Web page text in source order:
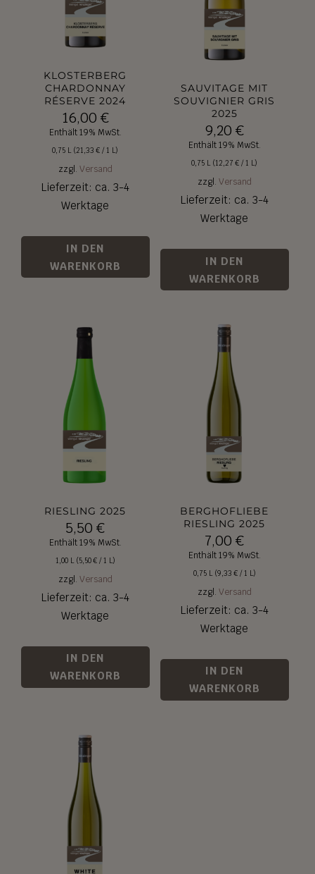
KLOSTERBERG
CHARDONNAY
RÉSERVE 2024
16,00 €
Enthält 19% MwSt.
0,75 L (21,33€ / 1 L)
zzgl. Versand
Lieferzeit: ca. 3-4
Werktage
IN DEN
WARENKORB
SAUVITAGE MIT
SOUVIGNIER GRIS
2025
9,20 €
Enthält 19% MwSt.
0,75 L (12,27€ / 1 L)
zzgl. Versand
Lieferzeit: ca. 3-4
Werktage
IN DEN
WARENKORB
RIESLING 2025
5,50€
Enthält 19% MwSt.
1,00 L (5,50€/ 1 L)
zzgl. Versand
Lieferzeit: ca. 3-4
Werktage
IN DEN
WARENKORB
BERGHOFLIEBE
RIESLING 2025
7,00€
Enthält 19% MwSt.
0,75 L (9,33€/ 1 L)
zzgl. Versand
Lieferzeit: ca. 3-4
Werktage
IN DEN
WARENKORB